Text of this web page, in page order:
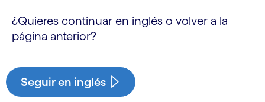
¿Quieres continuar en inglés o volver a la
página anterior?
Seguir en inglés